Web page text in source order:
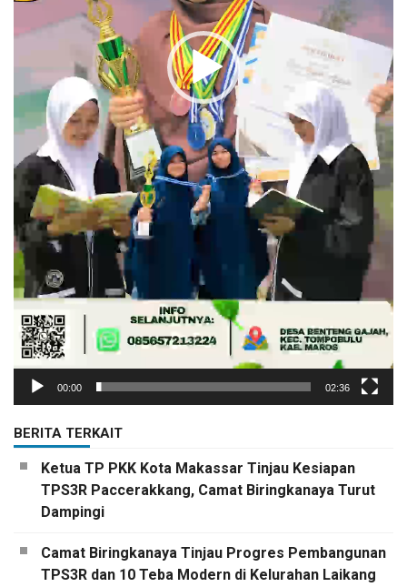
00:00 02:36
BERITA TERKAIT
Ketua TP PKK Kota Makassar Tinjau Kesiapan
TPS3R Paccerakkang, Camat Biringkanaya Turut
Dampingi
Camat Biringkanaya Tinjau Progres Pembangunan
TPS3R dan 10 Teba Modern di Kelurahan Laikang